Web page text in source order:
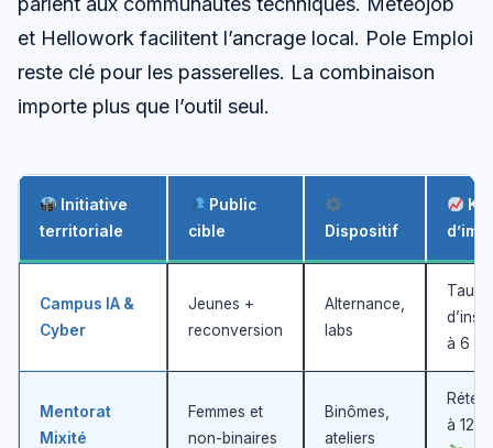
et Hellowork facilitent l’ancrage local. Pole Emploi
reste clé pour les passerelles. La combinaison
importe plus que l’outil seul.
Initiative
territoriale
Public
cible
Dispositif
KPI
Campus IA &
Cyber
Jeunes +
reconversion
Alternance,
labs
Taux
à 6
Mentorat
Mixité
Femmes et
non-binaires
Binômes,
ateliers
à 12